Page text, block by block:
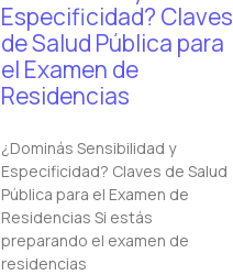
Especificidad? Claves
de Salud Pública para
el Examen de
Residencias
¿Dominás Sensibilidad y
Especificidad? Claves de Salud
Pública para el Examen de
Residencias Si estás
preparando el examen de
residencias